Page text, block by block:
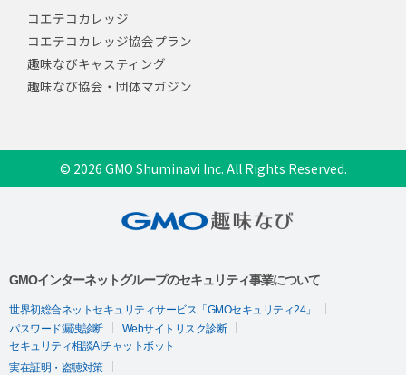
コエテコカレッジ
コエテコカレッジ協会プラン
趣味なびキャスティング
趣味なび協会・団体マガジン
© 2026 GMO Shuminavi Inc. All Rights Reserved.